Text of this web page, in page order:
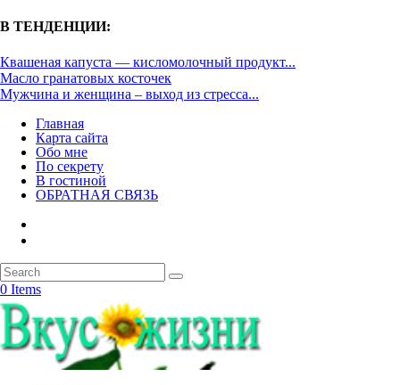
В ТЕНДЕНЦИИ:
Квашеная капуста — кисломолочный продукт...
Масло гранатовых косточек
Мужчина и женщина – выход из стресса...
Главная
Карта сайта
Обо мне
По секрету
В гостиной
ОБРАТНАЯ СВЯЗЬ
0 Items